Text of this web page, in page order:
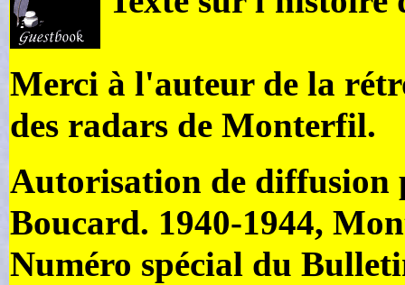
Merci à l'auteur de la
des radars de Monterfil.
Autorisation de diffusion
Boucard. 1940-1944,
Numéro spécial du